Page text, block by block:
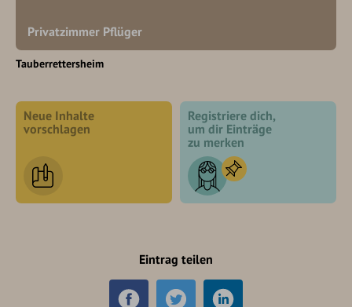
Privatzimmer Pflüger
Tauberrettersheim
Neue Inhalte
vorschlagen
Registriere dich,
um dir Einträge
zu merken
Eintrag teilen